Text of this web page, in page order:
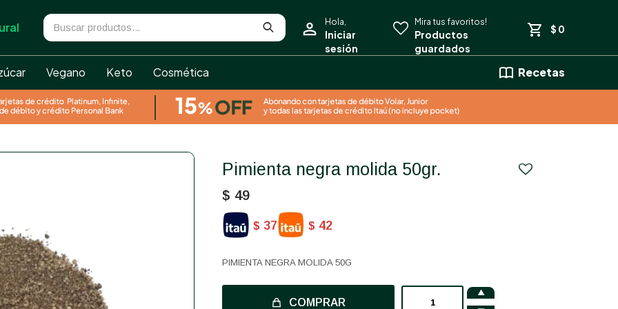
Vegano Keto Cosmética Recetas
$ 0
Pimienta negra molida 50gr.
$ 49
$ 37 $ 42
PIMIENTA NEGRA MOLIDA 50G
COMPRAR
